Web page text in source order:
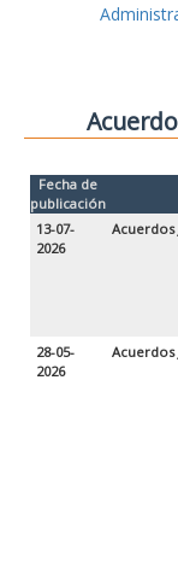
Fecha de
publicación
13-07-
2026
Acuerdos
28-05-
2026
Acuerdos